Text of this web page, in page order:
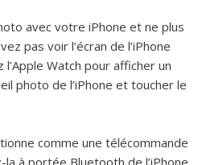
avec votre iPhone et ne plus
pas voir l’écran de l’iPhone
Watch pour afficher un
photo de l’iPhone et toucher le
comme une télécommande
la à portée Bluetooth de l’iPhone